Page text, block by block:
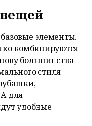
элементы.
комбинируются
большинства
стиля
для
удобные